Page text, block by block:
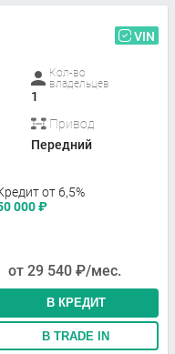
VIN
Кол-во
владельцев
1
Привод
Передний
от 6,5%
000₽
от 29 540 ₽/мес.
В КРЕДИТ
В TRADE IN